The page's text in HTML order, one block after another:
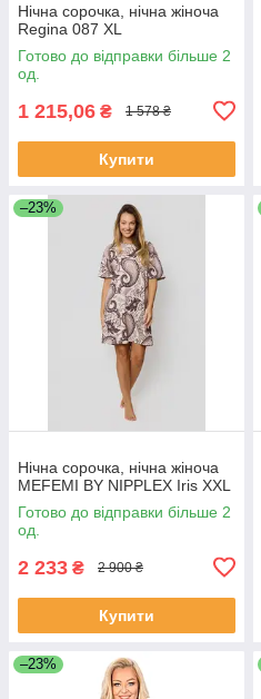
Нічна сорочка, нічна жіноча
Regina 087 XL
Готово до відправки більше 2
од.
1 215,06 ₴ 1 578 ₴
Купити
–23%
Нічна сорочка, нічна жіноча
MEFEMI BY NIPPLEX Iris XXL
Готово до відправки більше 2
од.
2 233 ₴ 2 900 ₴
Купити
–23%